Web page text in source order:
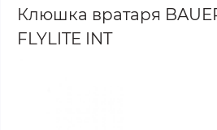
Клюшка вратаря
FLYLITE INT